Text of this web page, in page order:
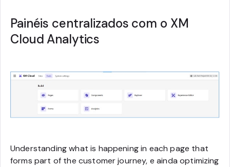
Painéis centralizados com o XM
Cloud Analytics
Understanding what is happening in each page that
forms part of the customer journey, e ainda optimizing